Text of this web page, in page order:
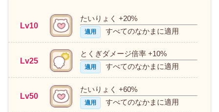
Lv10
たいりょく +20%
適用 すべてのなかまに適用
Lv25
とくぎダメージ倍率 +10%
適用 すべてのなかまに適用
Lv50
たいりょく +60%
適用 すべてのなかまに適用